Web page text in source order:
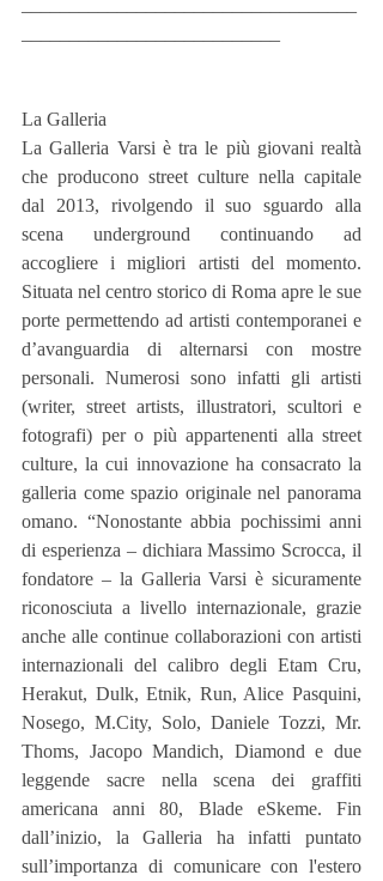
La Galleria
La Galleria Varsi è tra le più giovani realtà
che producono street culture nella capitale
dal 2013, rivolgendo il suo sguardo alla
scena underground continuando ad
accogliere i migliori artisti del momento.
Situata nel centro storico di Roma apre le sue
porte permettendo ad artisti contemporanei e
d’avanguardia di alternarsi con mostre
personali. Numerosi sono infatti gli artisti
(writer, street artists, illustratori, scultori e
fotografi) per o più appartenenti alla street
culture, la cui innovazione ha consacrato la
galleria come spazio originale nel panorama
omano. “Nonostante abbia pochissimi anni
di esperienza – dichiara Massimo Scrocca, il
fondatore – la Galleria Varsi è sicuramente
riconosciuta a livello internazionale, grazie
anche alle continue collaborazioni con artisti
internazionali del calibro degli Etam Cru,
Herakut, Dulk, Etnik, Run, Alice Pasquini,
Nosego, M.City, Solo, Daniele Tozzi, Mr.
Thoms, Jacopo Mandich, Diamond e due
leggende sacre nella scena dei graffiti
americana anni 80, Blade eSkeme. Fin
dall’inizio, la Galleria ha infatti puntato
sull’importanza di comunicare con l'estero